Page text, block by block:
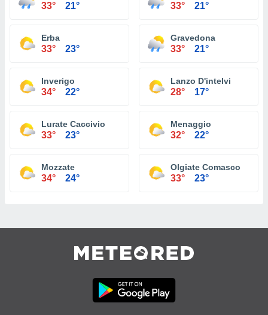
33° 21° 33° 21°
Erba
33° 23°
Gravedona
33° 21°
Inverigo
34° 22°
Lanzo D'intelvi
28° 17°
Lurate Caccivio
33° 23°
Menaggio
32° 22°
Mozzate
34° 24°
Olgiate Comasco
33° 23°